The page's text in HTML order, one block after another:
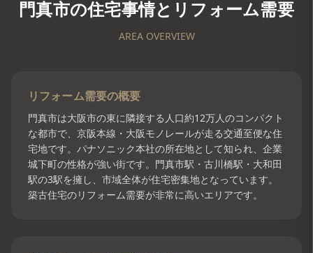
門真市の住宅事情とリフォーム需要
AREA OVERVIEW
リフォーム需要の概要
門真市は大阪市の東に隣接する人口約12万人のコンパクト
な都市で、京阪本線・大阪モノレールが走る交通至便な住
宅地です。パナソニック本社の所在地として知られ、企業
城下町の性格が強い街です。門真市駅・古川橋駅・大和田
駅の3駅を擁し、市域全体が住宅密集地となっています。
築古住宅のリフォーム需要が非常に高いエリアです。